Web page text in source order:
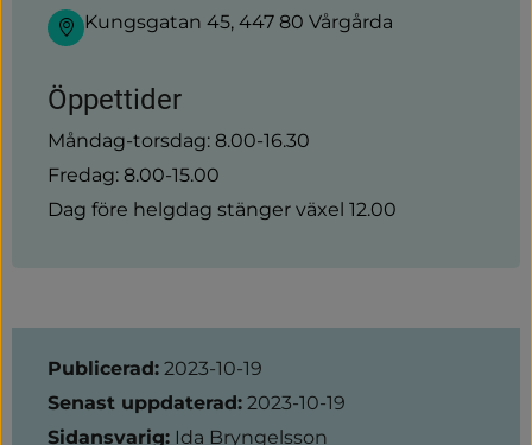
Kungsgatan 45, 447 80 Vårgårda
Öppettider
Måndag-torsdag: 8.00-16.30
Fredag: 8.00-15.00
Dag före helgdag stänger växel 12.00
Sidinformation
Publicerad: 2023-10-19
Senast uppdaterad: 2023-10-19
Sidansvarig: Ida Bryngelsson